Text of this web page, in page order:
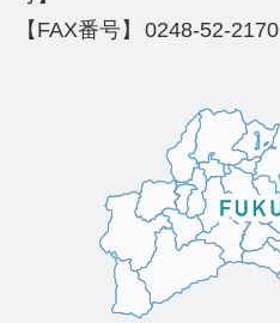
【FAX番号】 0248-52-2170